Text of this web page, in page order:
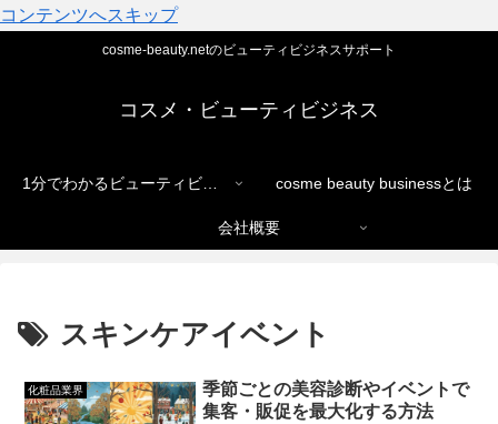
コンテンツへスキップ
cosme-beauty.netのビューティビジネスサポート
コスメ・ビューティビジネス
1分でわかるビューティビジネス cosme beauty businessとは
会社概要
スキンケアイベント
化粧品業界
季節ごとの美容診断やイベントで
集客・販促を最大化する方法